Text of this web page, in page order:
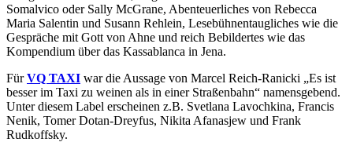
Somalvico oder Sally McGrane, Abenteuerliches von Rebecca
Maria Salentin und Susann Rehlein, Lesebühnentaugliches wie die
Gespräche mit Gott von Ahne und reich Bebildertes wie das
Kompendium über das Kassablanca in Jena.
FürVQ TAXI war die Aussage von Marcel Reich-Ranicki „Es ist
besser im Taxi zu weinen als in einer Straßenbahn“ namensgebend.
Unter diesem Label erscheinen z.B. Svetlana Lavochkina, Francis
Nenik, Tomer Dotan-Dreyfus, Nikita Afanasjew und Frank
Rudkoffsky.